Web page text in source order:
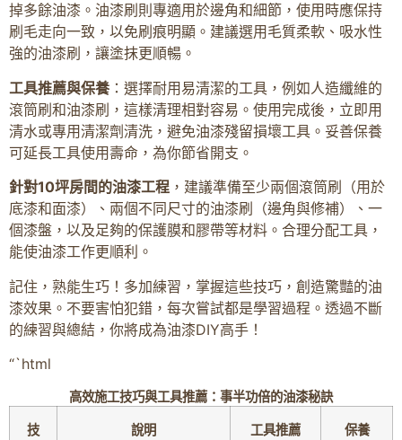
掉多餘油漆。油漆刷則專適用於邊角和細節，使用時應保持
刷毛走向一致，以免刷痕明顯。建議選用毛質柔軟、吸水性
強的油漆刷，讓塗抹更順暢。
工具推薦與保養 ：選擇耐用易清潔的工具，例如人造纖維的
滾筒刷和油漆刷，這樣清理相對容易。使用完成後，立即用
清水或專用清潔劑清洗，避免油漆殘留損壞工具。妥善保養
可延長工具使用壽命，為你節省開支。
針對10坪房間的油漆工程 ，建議準備至少兩個滾筒刷（用於
底漆和面漆）、兩個不同尺寸的油漆刷（邊角與修補）、一
個漆盤，以及足夠的保護膜和膠帶等材料。合理分配工具，
能使油漆工作更順利。
記住，熟能生巧！多加練習，掌握這些技巧，創造驚豔的油
漆效果。不要害怕犯錯，每次嘗試都是學習過程。透過不斷
的練習與總結，你將成為油漆DIY高手！
“`html
高效施工技巧與工具推薦：事半功倍的油漆秘訣
技
說明 工具推薦 保養